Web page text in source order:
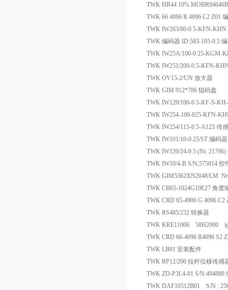
TWK HR44 10%
TWK 66 4096 R 4096 C2 Z01
TWK IW263/80-0 5-KFN-KHN
TWK 编码器 ID:583-105-0.5
TWK IW25A/100-0 25-KGM-
TWK IW251/200-0.5-KFN-
TWK OV15-2/UN 放大器
TWK GIM 912*786 辊码盘
TWK IW120/100-0.5-KF-S-
TWK IW254-100-025-KFN-
TWK IW254/115-0.5-A123 传
TWK IW101/10-0.25/ST 编码器
TWK IW120/24-0.5 (Nr. 21796)
TWK IW10/4-B S/N;575014 控
TWK GIM5362XN2048/LM
TWK CB65-1024G19E27 角度
TWK CRD 65-4906 G 4096 C2
TWK RS485/232 转换器
TWK KRE11006 58H2000
TWK CRD 66-4096 R4096 S2
TWK LB01 安装配件
TWK RP12/200 拉杆位移传感
TWK ZD-P3L4-01 S/N:494880
TWK DAF10512B01 S/N :